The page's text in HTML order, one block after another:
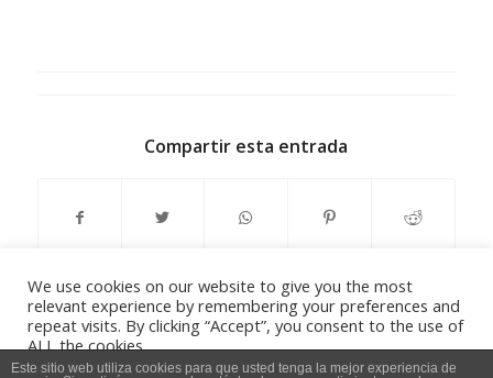
Compartir esta entrada
Este sitio web utiliza cookies para que usted tenga la mejor experiencia de
We use cookies on our website to give you the most
relevant experience by remembering your preferences and
repeat visits. By clicking “Accept”, you consent to the use of
ALL the cookies.
Do not sell my personal information.